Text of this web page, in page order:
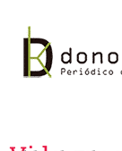
contenido